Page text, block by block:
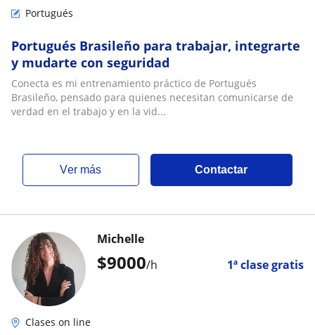
Portugués
Portugués Brasileño para trabajar, integrarte
y mudarte con seguridad
Conecta es mi entrenamiento práctico de Portugués
Brasileño, pensado para quienes necesitan comunicarse de
verdad en el trabajo y en la vid...
ver más Contactar
$9000/h 1ª clase gratis
Michelle
Clases on line